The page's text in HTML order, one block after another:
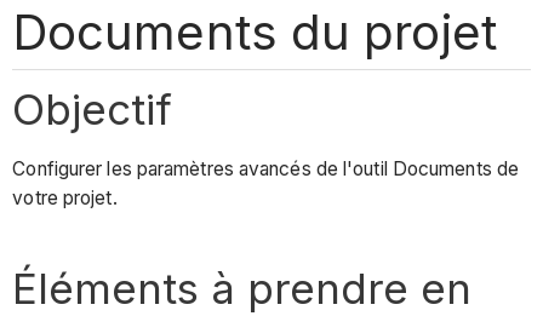
Documents du projet
Objectif
Configurer les paramètres avancés de l'outil Documents de
votre projet.
Éléments à prendre en